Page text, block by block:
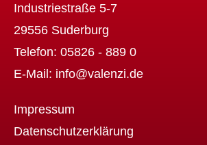
Industriestraße 5-7
29556 Suderburg
Telefon: 05826 - 889 0
E-Mail: info@valenzi.de
Impressum
Datenschutzerklärung